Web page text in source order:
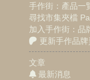
手作街：產品一
尋找市集夾檔
加入手作街：品
更新手作品
文章
最新消息